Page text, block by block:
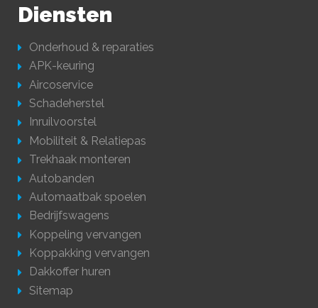
Diensten
Onderhoud & reparaties
APK-keuring
Aircoservice
Schadeherstel
Inruilvoorstel
Mobiliteit & Relatiepas
Trekhaak monteren
Autobanden
Automaatbak spoelen
Bedrijfswagens
Koppeling vervangen
Koppakking vervangen
Dakkoffer huren
Sitemap